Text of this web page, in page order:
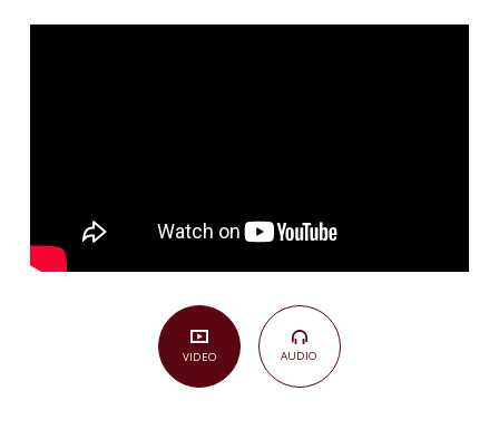
(Různé
VIDEO AUDIO